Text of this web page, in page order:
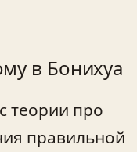
в Бонихуа
теории про
правильной